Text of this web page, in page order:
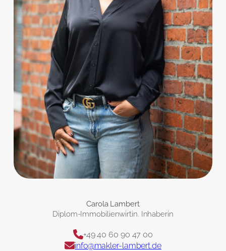
Carola Lambert
Diplom-Immobilienwirtin. Inhaberin
+49 40 60 90 47 00
info@makler-lambert.de